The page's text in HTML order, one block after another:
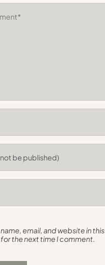
email, and website in this
the next time I comment.